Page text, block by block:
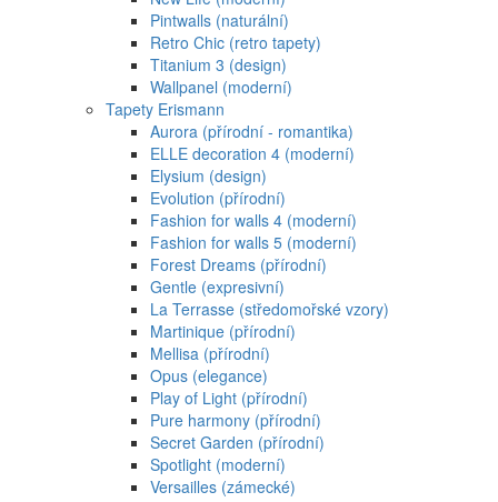
Pintwalls (naturální)
Retro Chic (retro tapety)
Titanium 3 (design)
Wallpanel (moderní)
Tapety Erismann
Aurora (přírodní - romantika)
ELLE decoration 4 (moderní)
Elysium (design)
Evolution (přírodní)
Fashion for walls 4 (moderní)
Fashion for walls 5 (moderní)
Forest Dreams (přírodní)
Gentle (expresivní)
La Terrasse (středomořské vzory)
Martinique (přírodní)
Mellisa (přírodní)
Opus (elegance)
Play of Light (přírodní)
Pure harmony (přírodní)
Secret Garden (přírodní)
Spotlight (moderní)
Versailles (zámecké)